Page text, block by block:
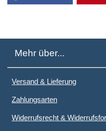
Mehr über...
Versand & Lieferung
Zahlungsarten
Widerrufsrecht &